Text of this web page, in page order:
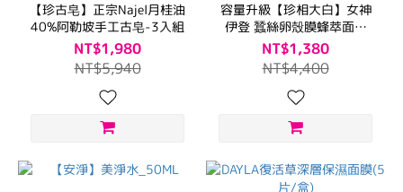
【珍古皂】正宗Najel月桂油
40%阿勒坡手工古皂-3入組
NT$1,980
NT$5,940
容量升級【珍相大白】女神
伊登 蠶絲卵殼膜蜂萃面膜
皂-5顆組(110g/顆)
NT$1,380
NT$4,400